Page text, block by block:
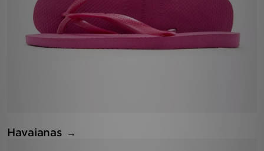
Havaianas